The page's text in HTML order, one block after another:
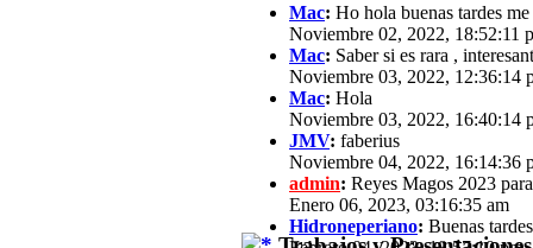
Mac: Ho hola buenas tardes
Noviembre 02, 2022, 18:52:11
Mac: Saber si es rara ,
Noviembre 03, 2022, 12:36:14
Mac: Hola
Noviembre 03, 2022, 16:40:14
JMV: faberius
Noviembre 04, 2022, 16:14:36
admin: Reyes Magos 2023
Enero 06, 2023, 03:16:35 am
Hidroneperiano: Buenas